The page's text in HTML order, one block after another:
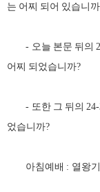
는 어찌 되어 있습니까
- 오늘 본문 뒤의 2
어찌 되었습니까?
- 또한 그 뒤의
었습니까?
아침예배 : 열왕